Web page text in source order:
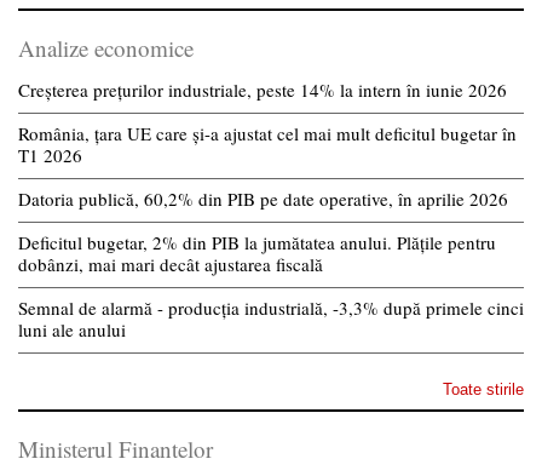
Analize economice
Creșterea prețurilor industriale, peste 14% la intern în iunie 2026
România, țara UE care și-a ajustat cel mai mult deficitul bugetar în
T1 2026
Datoria publică, 60,2% din PIB pe date operative, în aprilie 2026
Deficitul bugetar, 2% din PIB la jumătatea anului. Plățile pentru
dobânzi, mai mari decât ajustarea fiscală
Semnal de alarmă - producția industrială, -3,3% după primele cinci
luni ale anului
Toate stirile
Ministerul Finantelor